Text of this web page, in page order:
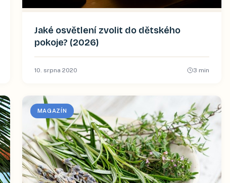
Jaké osvětlení zvolit do dětského
pokoje? (2026)
10. srpna 2020 3 min
MAGAZÍN